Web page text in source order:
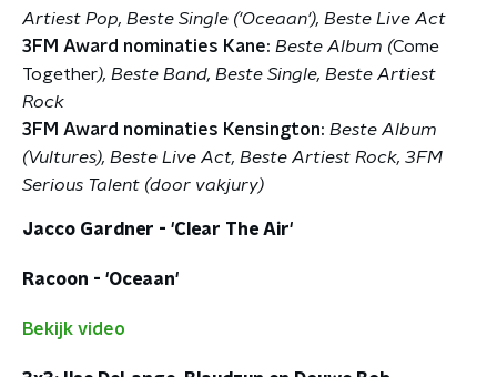
Artiest Pop, Beste Single ('Oceaan'), Beste Live Act
3FM Award nominaties Kane: Beste Album (Come
Together), Beste Band, Beste Single, Beste Artiest
Rock
3FM Award nominaties Kensington: Beste Album
(Vultures), Beste Live Act, Beste Artiest Rock, 3FM
Serious Talent (door vakjury)
Jacco Gardner - 'Clear The Air'
Racoon - 'Oceaan'
Bekijk video